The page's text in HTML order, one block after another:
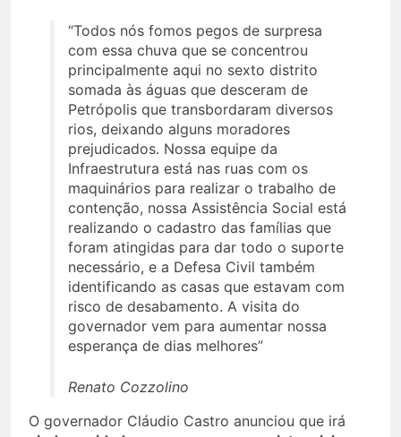
“Todos nós fomos pegos de surpresa
com essa chuva que se concentrou
principalmente aqui no sexto distrito
somada às águas que desceram de
Petrópolis que transbordaram diversos
rios, deixando alguns moradores
prejudicados. Nossa equipe da
Infraestrutura está nas ruas com os
maquinários para realizar o trabalho de
contenção, nossa Assistência Social está
realizando o cadastro das famílias que
foram atingidas para dar todo o suporte
necessário, e a Defesa Civil também
identificando as casas que estavam com
risco de desabamento. A visita do
governador vem para aumentar nossa
esperança de dias melhores”
Renato Cozzolino
O governador Cláudio Castro anunciou que irá